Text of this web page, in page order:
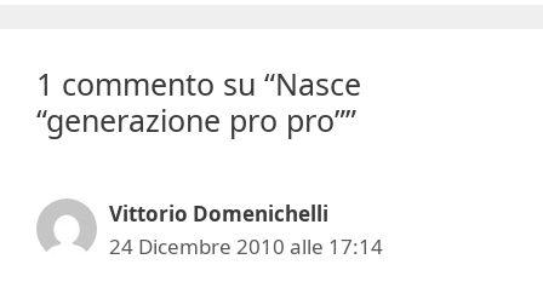
1 commento su “Nasce
“generazione pro pro””
Vittorio Domenichelli
24 Dicembre 2010 alle 17:14